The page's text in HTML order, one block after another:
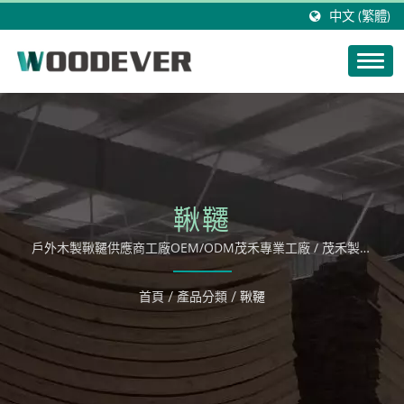
中文 (繁體)
鞦韆
戶外木製鞦韆供應商工廠OEM/ODM茂禾專業工廠 / 茂禾製造
全系列木製休閒用品，從吊床，吊椅，鞦韆到各類組成戶外家
具。
首頁 / 產品分類 / 鞦韆